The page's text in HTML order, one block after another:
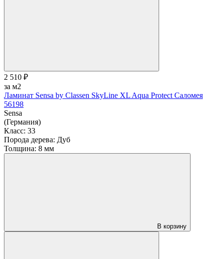
2 510 ₽
за м2
Ламинат Sensa by Classen SkyLine XL Aqua Protect Саломея
56198
Sensa
(Германия)
Класс: 33
Порода дерева: Дуб
Толщина: 8 мм
В корзину